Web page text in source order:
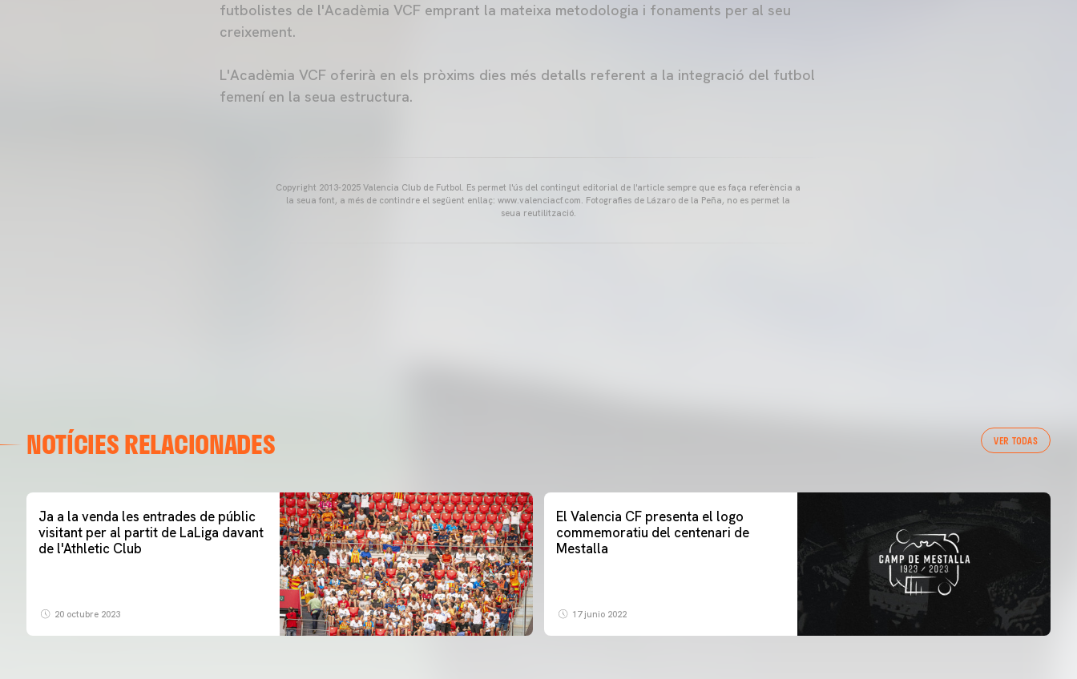
futbolistes de l'Acadèmia VCF emprant la mateixa metodologia i fonaments per al seu
creixement.
L'Acadèmia VCF oferirà en els pròxims dies més detalls referent a la integració del futbol
femení en la seua estructura.
Copyright 2013-2025 Valencia Club de Futbol. Es permet l'ús del contingut editorial de l'article sempre que es faça referència a
la seua font, a més de contindre el següent enllaç: www.valenciacf.com. Fotografies de Lázaro de la Peña, no es permet la
seua reutilització.
NOTÍCIES RELACIONADES VER TODAS
Ja a la venda les entrades de públic
visitant per al partit de LaLiga davant
de l'Athletic Club
20 octubre 2023
El Valencia CF presenta el logo
commemoratiu del centenari de
Mestalla
17 junio 2022